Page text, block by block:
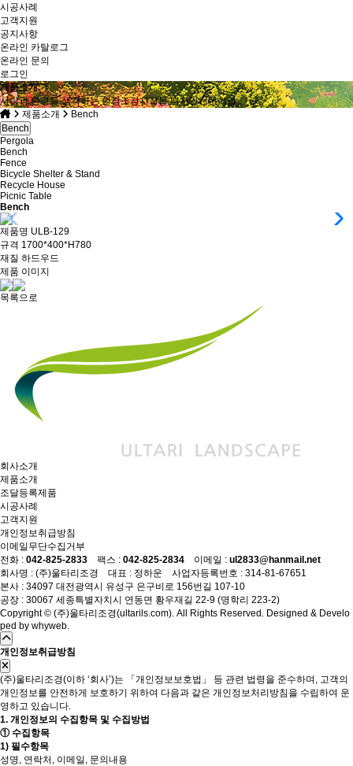
시공사례
고객지원
공지사항
온라인 카탈로그
온라인 문의
로그인
제품소개
사람과 환경을 생각하는 환경조경시설물 디자인전문기업
제품소개
Bench
Bench
Pergola
Bench
Fence
Bicycle Shelter & Stand
Recycle House
Picnic Table
Bench
제품명 ULB-129
규격 1700*400*H780
재질 하드우드
제품 이미지
목록으로
회사소개
제품소개
조달등록제품
시공사례
고객지원
개인정보취급방침
이메일무단수집거부
전화 : 042-825-2833 팩스 : 042-825-2834 이메일 : ul2833@hanmail.net
회사명 : (주)울타리조경 대표 : 정하운 사업자등록번호 : 314-81-67651
본사 : 34097 대전광역시 유성구 은구비로 156번길 107-10
공장 : 30067 세종특별자치시 연동면 황우재길 22-9 (명학리 223-2)
Copyright © (주)울타리조경(ultarils.com). All Rights Reserved. Designed & Develo
ped by whyweb.
개인정보취급방침
(주)울타리조경(이하 ‘회사’)는 「개인정보보호법」 등 관련 법령을 준수하며, 고객의
개인정보를 안전하게 보호하기 위하여 다음과 같은 개인정보처리방침을 수립하여 운
영하고 있습니다.
1. 개인정보의 수집항목 및 수집방법
① 수집항목
1) 필수항목
성명, 연락처, 이메일, 문의내용